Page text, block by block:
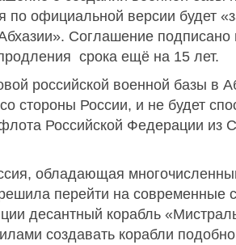
по официальной версии будет
Соглашение подписано
срока ещё на 15 лет.
российской военной базы в
стороны России, и не будет
Российской Федерации из
обладающая
перейти на современные
десантный корабль
создавать корабли